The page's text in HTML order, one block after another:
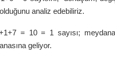
analiz edebiliriz.
= 10 = 1 sayısı;
geliyor.